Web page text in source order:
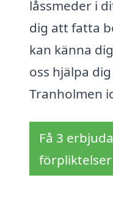
låssmeder i
dig att fatta
kan känna
oss hjälpa
Tranholmen
Få 3
förpliktelser